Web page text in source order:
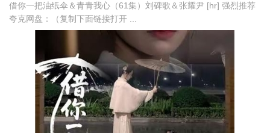
借你一把油纸伞＆青青我心（61集）刘碑歌＆张耀尹 [hr] 强烈推荐
夸克网盘：（复制下面链接打开 ...